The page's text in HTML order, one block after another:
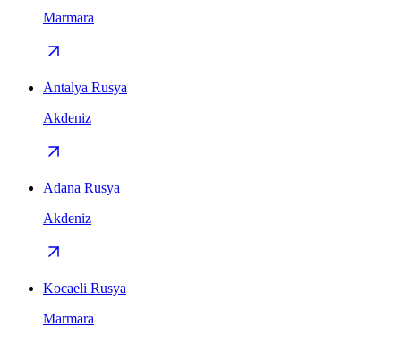
Marmara
Antalya Rusya
Akdeniz
Adana Rusya
Akdeniz
Kocaeli Rusya
Marmara